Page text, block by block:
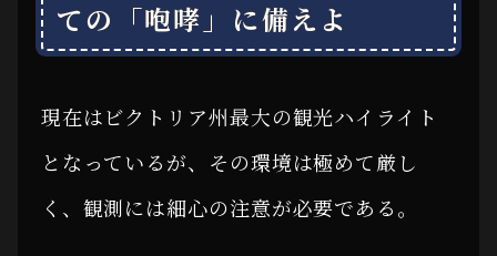
ての「咆哮」に備えよ
現在はビクトリア州最大の観光ハイライト
となっているが、その環境は極めて厳し
く、観測には細心の注意が必要である。